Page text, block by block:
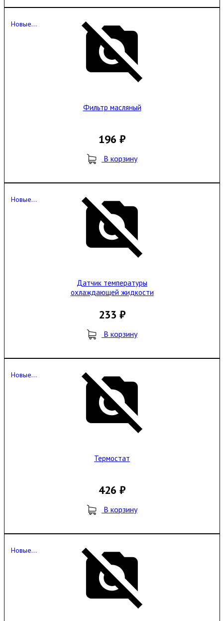
Новые...
Фильтр масляный
196 ₽
В корзину
Новые...
Датчик температуры
охлаждающей жидкости
233 ₽
В корзину
Новые...
Термостат
426 ₽
В корзину
Новые...